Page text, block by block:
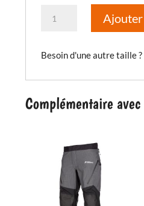
X1
Alpha
Besoin d'une autre taille
Complémentaire